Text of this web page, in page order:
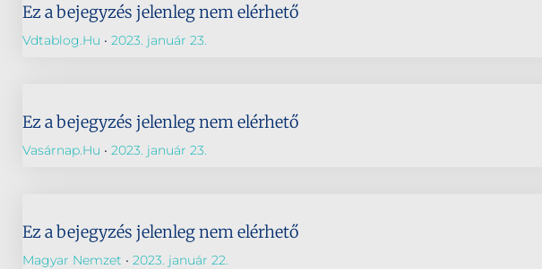
Ez a bejegyzés jelenleg nem elérhető
Vdtablog.hu 2023. január 23.
Ez a bejegyzés jelenleg nem elérhető
Vasárnap.hu 2023. január 23.
Ez a bejegyzés jelenleg nem elérhető
Magyar Nemzet 2023. január 22.